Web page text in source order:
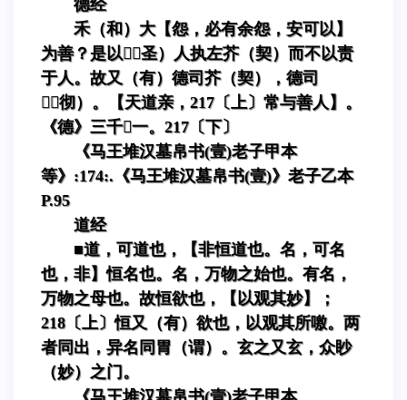
德经
禾（和）大【怨，必有余怨，安可以】
为善？是以（圣）人执左芥（契）而不以责
于人。故又（有）德司芥（契），德司
（彻）。【天道亲，217〔上〕常与善人】。
《德》三千一。217〔下〕
《马王堆汉墓帛书(壹)老子甲本
等》:174:.《马王堆汉墓帛书(壹)》老子乙本
P.95
道经
■道，可道也，【非恒道也。名，可名
也，非】恒名也。名，万物之始也。有名，
万物之母也。故恒欲也，【以观其妙】；
218〔上〕恒又（有）欲也，以观其所噭。两
者同出，异名同胃（谓）。玄之又玄，众眇
（妙）之门。
《马王堆汉墓帛书(壹)老子甲本